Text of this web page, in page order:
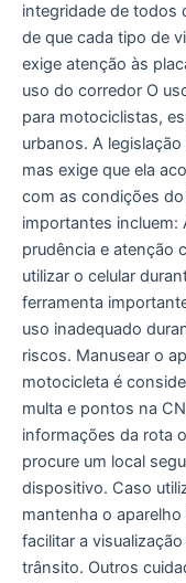
integridade de todos
de que cada tipo de
exige atenção às
uso do corredor O
para motociclistas,
urbanos. A
mas exige que ela
com as condições
importantes incluem:
prudência e atenção
utilizar o celular
ferramenta
uso inadequado
riscos. Manusear o
motocicleta é
multa e pontos na
informações da rota
procure um local
dispositivo. Caso
mantenha o
facilitar a
trânsito. Outros